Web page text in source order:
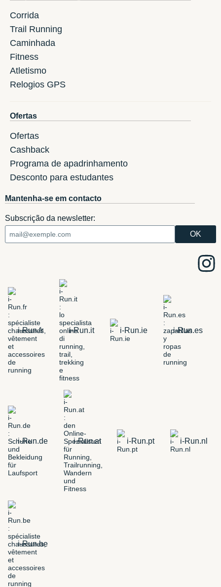
Corrida
Trail Running
Caminhada
Fitness
Atletismo
Relogios GPS
Ofertas
Ofertas
Cashback
Programa de apadrinhamento
Desconto para estudantes
Mantenha-se em contacto
Subscrição da newsletter:
i-Run.fr i-Run.it i-Run.ie i-Run.es
i-Run.de i-Run.at i-Run.pt i-Run.nl
i-Run.be